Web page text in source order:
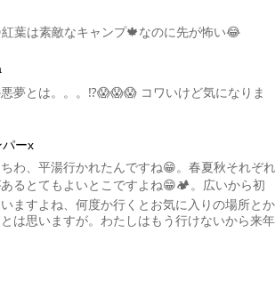
葉は素敵なキャンプ🍁なのに先が怖い😂
夢とは。。。⁉️😱😱😱 コワいけど気になりま
パーx
わ、平湯行かれたんですね😁。春夏秋それぞれ
るとてもよいとこですよね😁🏕。広いから初
ますよね、何度か行くとお気に入りの場所とか
は思いますが。わたしはもう行けないから来年